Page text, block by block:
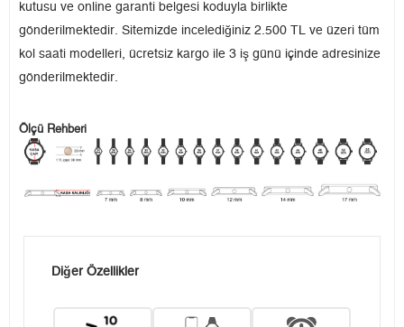
kutusu ve online garanti belgesi koduyla birlikte
gönderilmektedir. Sitemizde incelediğiniz 2.500 TL ve üzeri tüm
kol saati modelleri, ücretsiz kargo ile 3 iş günü içinde adresinize
gönderilmektedir.
Ölçü Rehberi
Diğer Özellikler